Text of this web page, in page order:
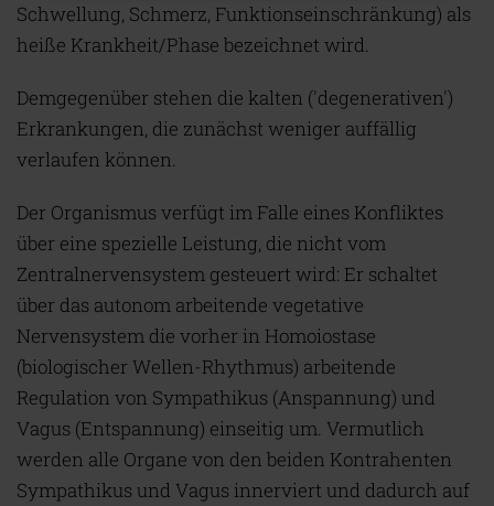
Schwellung, Schmerz, Funktionseinschränkung) als
heiße Krankheit/Phase bezeichnet wird.
Demgegenüber stehen die kalten ('degenerativen')
Erkrankungen, die zunächst weniger auffällig
verlaufen können.
Der Organismus verfügt im Falle eines Konfliktes
über eine spezielle Leistung, die nicht vom
Zentralnervensystem gesteuert wird: Er schaltet
über das autonom arbeitende vegetative
Nervensystem die vorher in Homoiostase
(biologischer Wellen-Rhythmus) arbeitende
Regulation von Sympathikus (Anspannung) und
Vagus (Entspannung) einseitig um. Vermutlich
werden alle Organe von den beiden Kontrahenten
Sympathikus und Vagus innerviert und dadurch auf